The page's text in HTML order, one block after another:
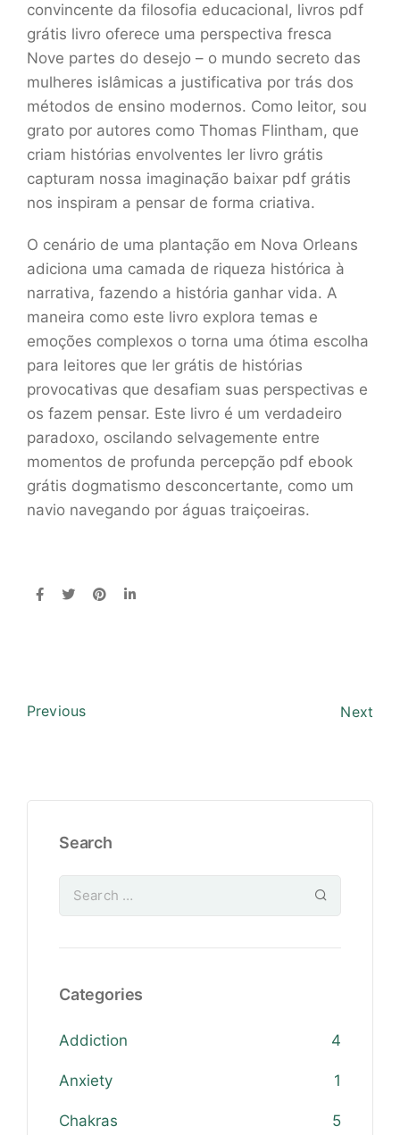
convincente da filosofia educacional, livros pdf
grátis livro oferece uma perspectiva fresca
Nove partes do desejo – o mundo secreto das
mulheres islâmicas a justificativa por trás dos
métodos de ensino modernos. Como leitor, sou
grato por autores como Thomas Flintham, que
criam histórias envolventes ler livro grátis
capturam nossa imaginação baixar pdf grátis
nos inspiram a pensar de forma criativa.
O cenário de uma plantação em Nova Orleans
adiciona uma camada de riqueza histórica à
narrativa, fazendo a história ganhar vida. A
maneira como este livro explora temas e
emoções complexos o torna uma ótima escolha
para leitores que ler grátis de histórias
provocativas que desafiam suas perspectivas e
os fazem pensar. Este livro é um verdadeiro
paradoxo, oscilando selvagemente entre
momentos de profunda percepção pdf ebook
grátis dogmatismo desconcertante, como um
navio navegando por águas traiçoeiras.
Previous Next
Search
Categories
Addiction 4
Anxiety 1
Chakras 5